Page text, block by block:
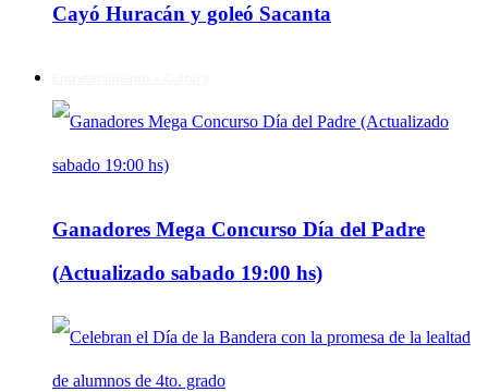
Cayó Huracán y goleó Sacanta
Ganadores Mega Concurso Día del Padre
(Actualizado sabado 19:00 hs)